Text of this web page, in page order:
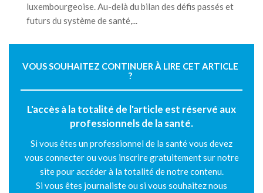
luxembourgeoise. Au-delà du bilan des défis passés et
futurs du système de santé,...
VOUS SOUHAITEZ CONTINUER À LIRE CET ARTICLE
?
L'accès à la totalité de l'article est réservé aux
professionnels de la santé.
Si vous êtes un professionnel de la santé vous devez
vous connecter ou vous inscrire gratuitement sur notre
site pour accéder à la totalité de notre contenu.
Si vous êtes journaliste ou si vous souhaitez nous